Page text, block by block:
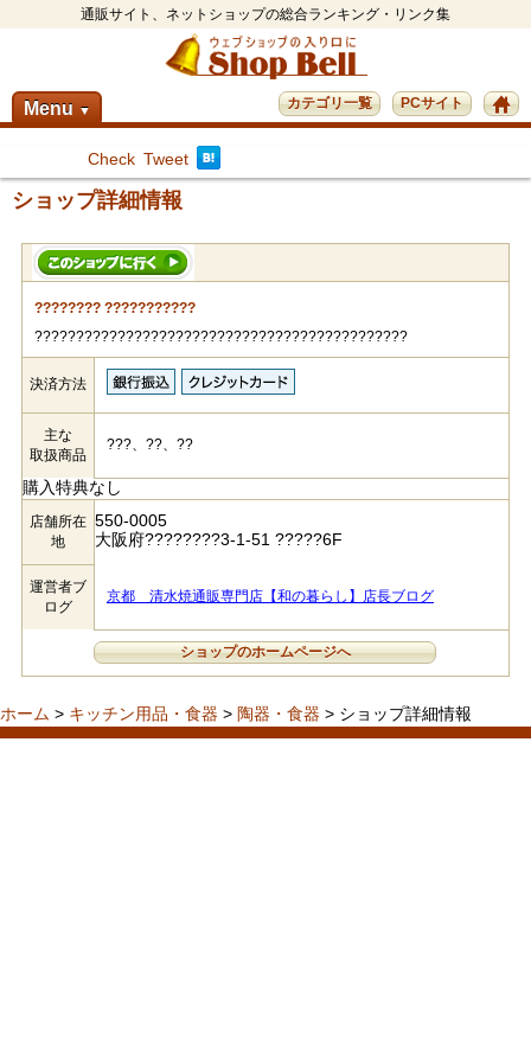
通販サイト、ネットショップの総合ランキング・リンク集
Menu ▼ PCサイト
カテゴリ一覧
Check Tweet
ショップ詳細情報
???????? ???????????
?????????????????????????????????????????????
決済方法
主な
取扱商品
???、??、??
購入特典なし
店舗所在
地
550-0005
大阪府????????3-1-51 ?????6F
運営者ブ
ログ
京都 清水焼通販専門店【和の暮らし】店長ブログ
ショップのホームページへ
ホーム > キッチン用品・食器 > 陶器・食器 > ショップ詳細情報